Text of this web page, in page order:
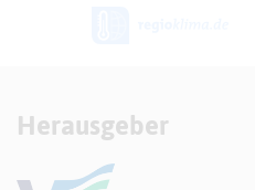
Herausgeber